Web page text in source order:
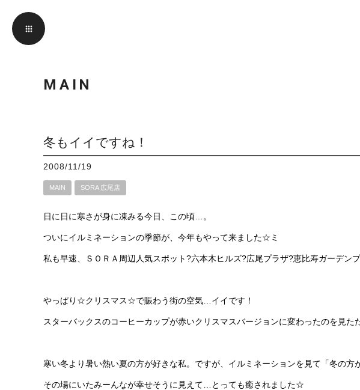
MAIN
冬もイイですね！
2008/11/19
MAIN SORA 広尾店
日に日に寒さが身に凍みる今日、この頃…。
ついにイルミネーションの季節が、今年もやって来ました☆ミ
私も早速、ＳＯＲＡ周辺人気スポット?六本木ヒルズ?広尾プラザ?恵比寿ガーデン
やっぱり☆クリスマス☆で賑わう街の空気…イイです！
スターバックスのコーヒーカップが赤いクリスマスバージョンに変わったのを見た
寒い冬より暑い熱い夏の方が好きな私。ですが、イルミネーションを見て「冬の方
その場にいたみーんなが幸せそうに見えて…とっても癒されました☆